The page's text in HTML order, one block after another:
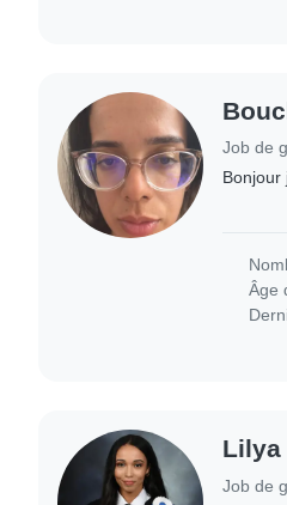
Job de
Bonjour
Âge
Lilya
Job de